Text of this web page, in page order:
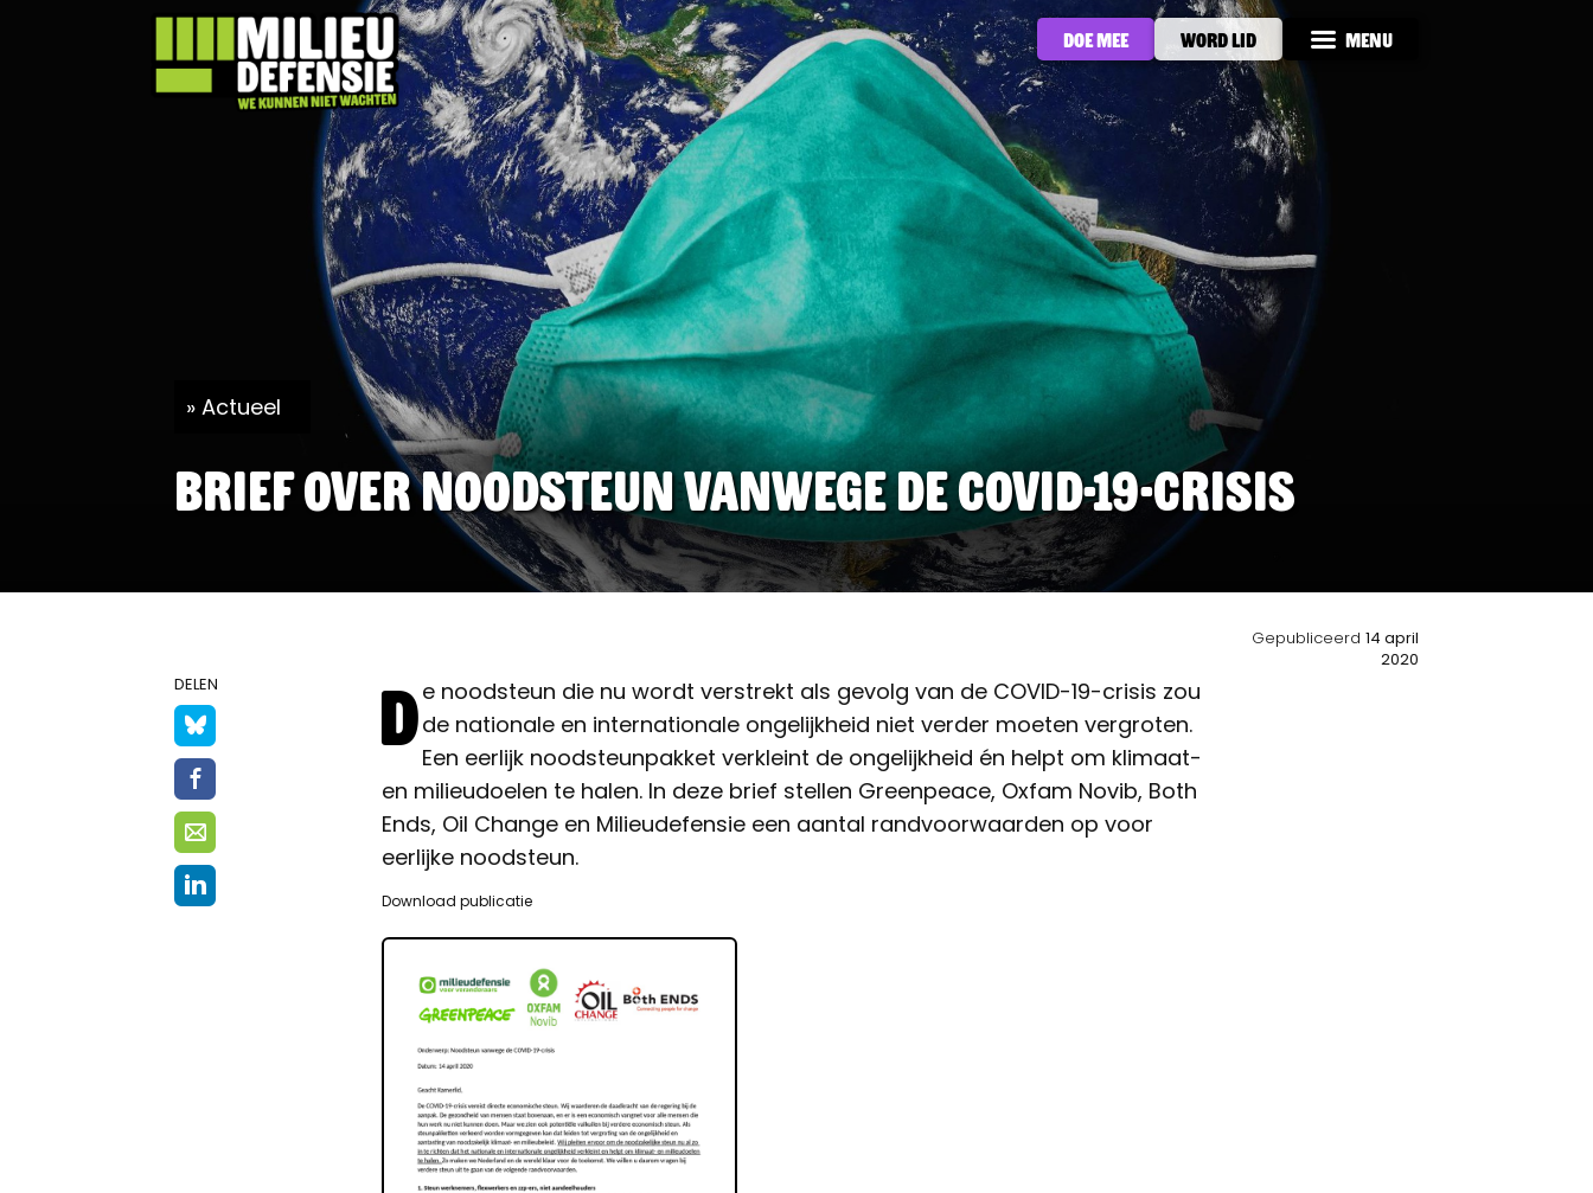
Doe mee Word lid Menu
Actueel
Brief over noodsteun vanwege de COVID-19-crisis
DELEN De noodsteun die nu wordt verstrekt als gevolg van de COVID-19-crisis zou
de nationale en internationale ongelijkheid niet verder moeten vergroten.
Een eerlijk noodsteunpakket verkleint de ongelijkheid én helpt om klimaat-
en milieudoelen te halen. In deze brief stellen Greenpeace, Oxfam Novib, Both
Ends, Oil Change en Milieudefensie een aantal randvoorwaarden op voor
eerlijke noodsteun.
Download publicatie
Gepubliceerd 14 april
2020